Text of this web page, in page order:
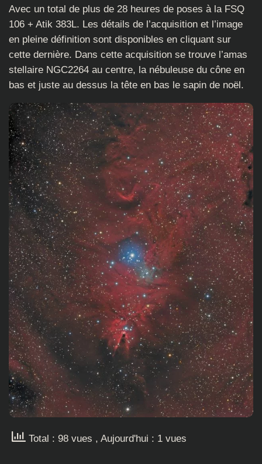
Avec un total de plus de 28 heures de poses à la FSQ
106 + Atik 383L. Les détails de l’acquisition et l’image
en pleine définition sont disponibles en cliquant sur
cette dernière. Dans cette acquisition se trouve l’amas
stellaire NGC2264 au centre, la nébuleuse du cône en
bas et juste au dessus la tête en bas le sapin de noël.
Total : 98 vues , Aujourd'hui : 1 vues